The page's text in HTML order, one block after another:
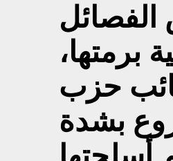
الفصائل
برمتها،
حزب
بشدة